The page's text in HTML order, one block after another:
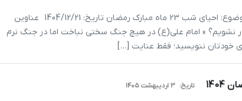
یا انیس متن سخنرانی سید محمد انجوی نژاد موضوع: احیای شب 23 ماه مبارک رمضان تاریخ: 1404/12/21 عناوین
نشویم؟ » امام علی(ع) در هیچ جنگ سختی نباخت اما در جنگ نرم
خودتان ننویسید؛ فقط عنایت […]
تاریخ: 3 اردیبهشت 1405